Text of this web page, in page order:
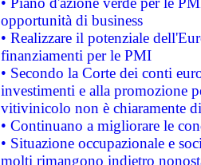
opportunità di business
• Realizzare il potenziale
finanziamenti per le PMI
• Secondo la Corte dei conti
investimenti e alla promozione
vitivinicolo non è chiaramente
• Continuano a migliorare le
• Situazione occupazionale e
molti rimangono indietro